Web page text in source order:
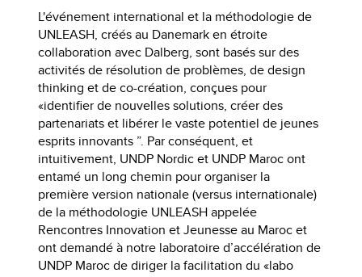
L'événement international et la méthodologie de
UNLEASH, créés au Danemark en étroite
collaboration avec Dalberg, sont basés sur des
activités de résolution de problèmes, de design
thinking et de co-création, conçues pour
«identifier de nouvelles solutions, créer des
partenariats et libérer le vaste potentiel de jeunes
esprits innovants ”. Par conséquent, et
intuitivement, UNDP Nordic et UNDP Maroc ont
entamé un long chemin pour organiser la
première version nationale (versus internationale)
de la méthodologie UNLEASH appelée
Rencontres Innovation et Jeunesse au Maroc et
ont demandé à notre laboratoire d’accélération de
UNDP Maroc de diriger la facilitation du «labo